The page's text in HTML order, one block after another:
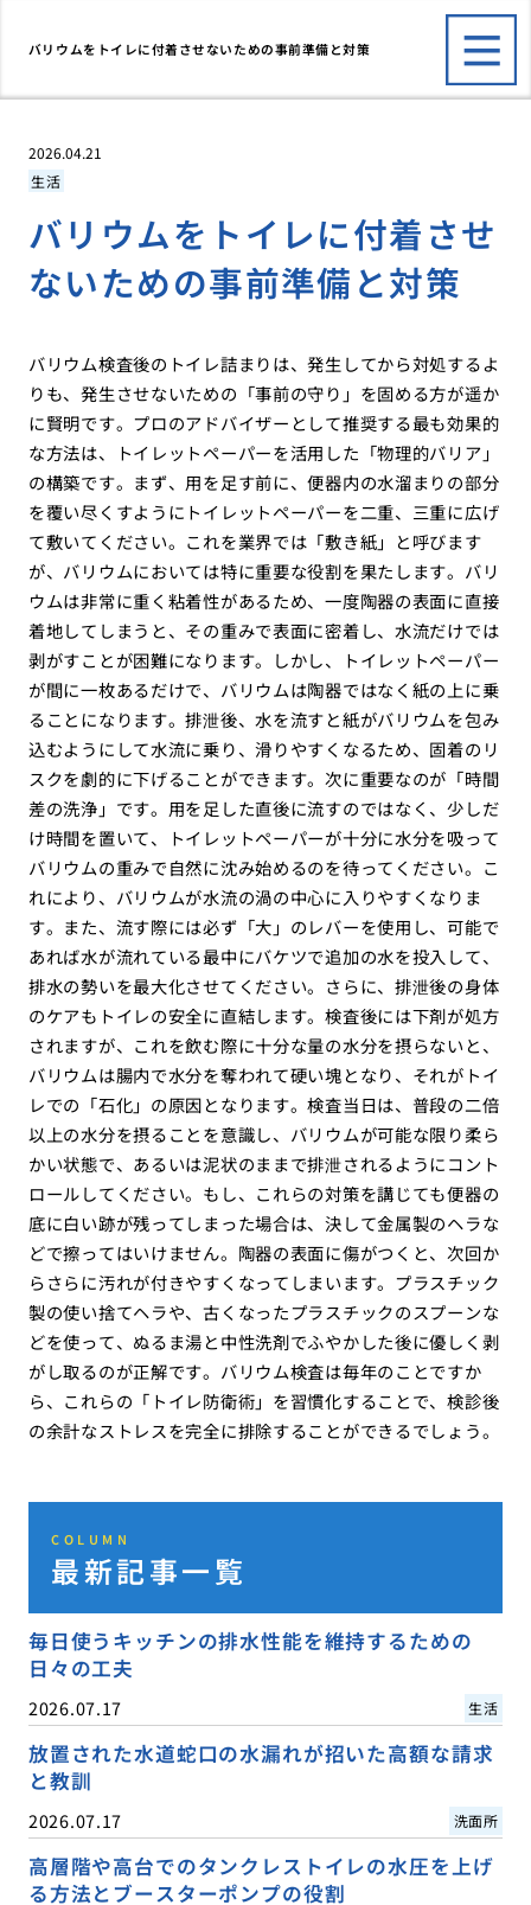
バリウムをトイレに付着させないための事前準備と対策
2026.04.21
生活
バリウムをトイレに付着させ
ないための事前準備と対策
バリウム検査後のトイレ詰まりは、発生してから対処するよ
りも、発生させないための「事前の守り」を固める方が遥か
に賢明です。プロのアドバイザーとして推奨する最も効果的
な方法は、トイレットペーパーを活用した「物理的バリア」
の構築です。まず、用を足す前に、便器内の水溜まりの部分
を覆い尽くすようにトイレットペーパーを二重、三重に広げ
て敷いてください。これを業界では「敷き紙」と呼びます
が、バリウムにおいては特に重要な役割を果たします。バリ
ウムは非常に重く粘着性があるため、一度陶器の表面に直接
着地してしまうと、その重みで表面に密着し、水流だけでは
剥がすことが困難になります。しかし、トイレットペーパー
が間に一枚あるだけで、バリウムは陶器ではなく紙の上に乗
ることになります。排泄後、水を流すと紙がバリウムを包み
込むようにして水流に乗り、滑りやすくなるため、固着のリ
スクを劇的に下げることができます。次に重要なのが「時間
差の洗浄」です。用を足した直後に流すのではなく、少しだ
け時間を置いて、トイレットペーパーが十分に水分を吸って
バリウムの重みで自然に沈み始めるのを待ってください。こ
れにより、バリウムが水流の渦の中心に入りやすくなりま
す。また、流す際には必ず「大」のレバーを使用し、可能で
あれば水が流れている最中にバケツで追加の水を投入して、
排水の勢いを最大化させてください。さらに、排泄後の身体
のケアもトイレの安全に直結します。検査後には下剤が処方
されますが、これを飲む際に十分な量の水分を摂らないと、
バリウムは腸内で水分を奪われて硬い塊となり、それがトイ
レでの「石化」の原因となります。検査当日は、普段の二倍
以上の水分を摂ることを意識し、バリウムが可能な限り柔ら
かい状態で、あるいは泥状のままで排泄されるようにコント
ロールしてください。もし、これらの対策を講じても便器の
底に白い跡が残ってしまった場合は、決して金属製のヘラな
どで擦ってはいけません。陶器の表面に傷がつくと、次回か
らさらに汚れが付きやすくなってしまいます。プラスチック
製の使い捨てヘラや、古くなったプラスチックのスプーンな
どを使って、ぬるま湯と中性洗剤でふやかした後に優しく剥
がし取るのが正解です。バリウム検査は毎年のことですか
ら、これらの「トイレ防衛術」を習慣化することで、検診後
の余計なストレスを完全に排除することができるでしょう。
COLUMN
最新記事一覧
毎日使うキッチンの排水性能を維持するための
日々の工夫
2026.07.17 生活
放置された水道蛇口の水漏れが招いた高額な請求
と教訓
2026.07.17 洗面所
高層階や高台でのタンクレストイレの水圧を上げ
る方法とブースターポンプの役割